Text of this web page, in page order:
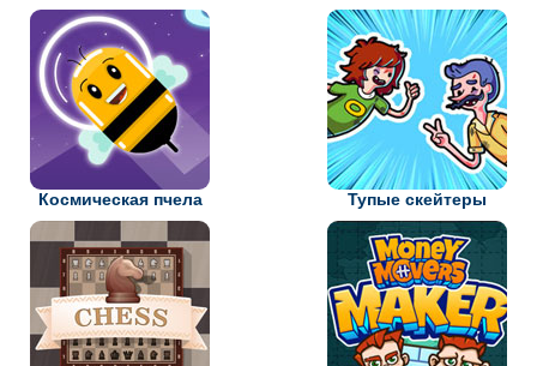
Космическая пчела Тупые скейтеры